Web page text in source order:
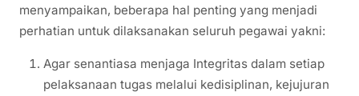
menyampaikan, beberapa hal penting yang menjadi
perhatian untuk dilaksanakan seluruh pegawai yakni:
Agar senantiasa menjaga Integritas dalam setiap
pelaksanaan tugas melalui kedisiplinan, kejujuran